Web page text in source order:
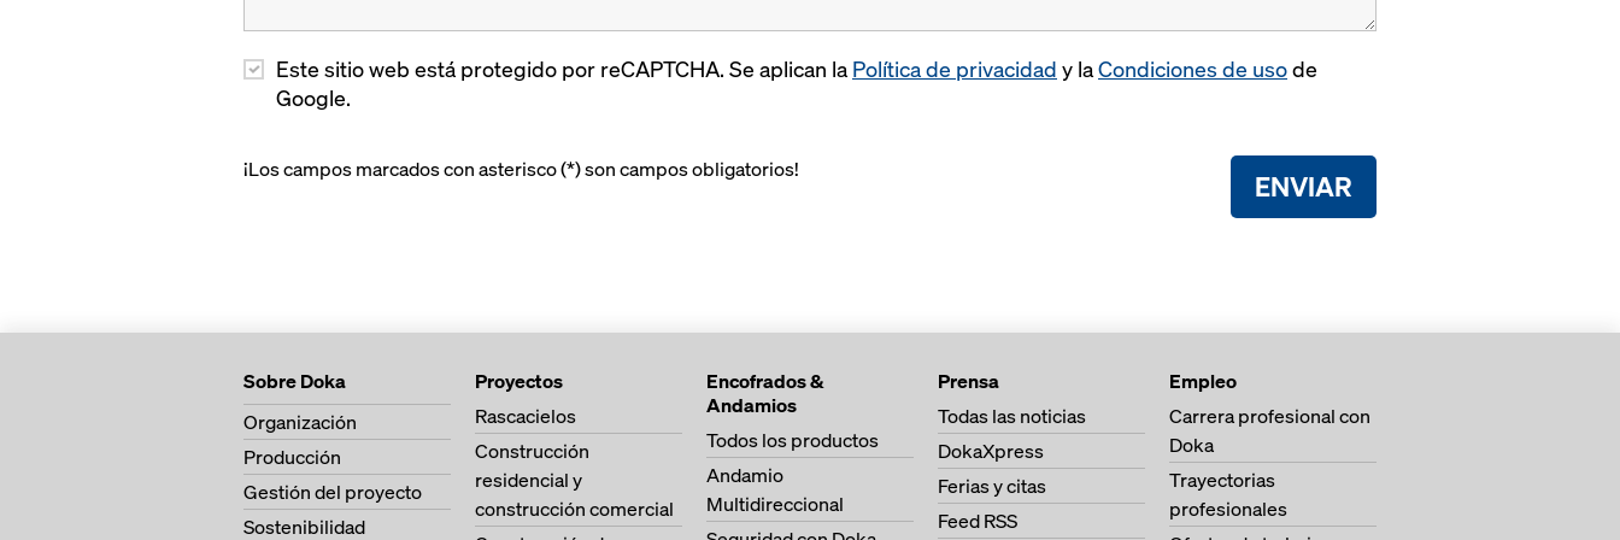
Este sitio web está protegido por reCAPTCHA. Se aplican la Política de privacidad y laCondiciones de usode
Google.
ENVIAR
¡Los campos marcados con asterisco (*) son campos obligatorios!
Sobre Doka
Organización
Producción
Gestión del proyecto
Sostenibilidad
Proyectos
Rascacielos
Construcción
residencial y
construcción comercial
Encofrados &
Andamios
Todos los productos
Andamio
Multidireccional
Prensa
Todas las noticias
DokaXpress
Ferias y citas
Feed RSS
Empleo
Carrera profesional con
Doka
Trayectorias
profesionales